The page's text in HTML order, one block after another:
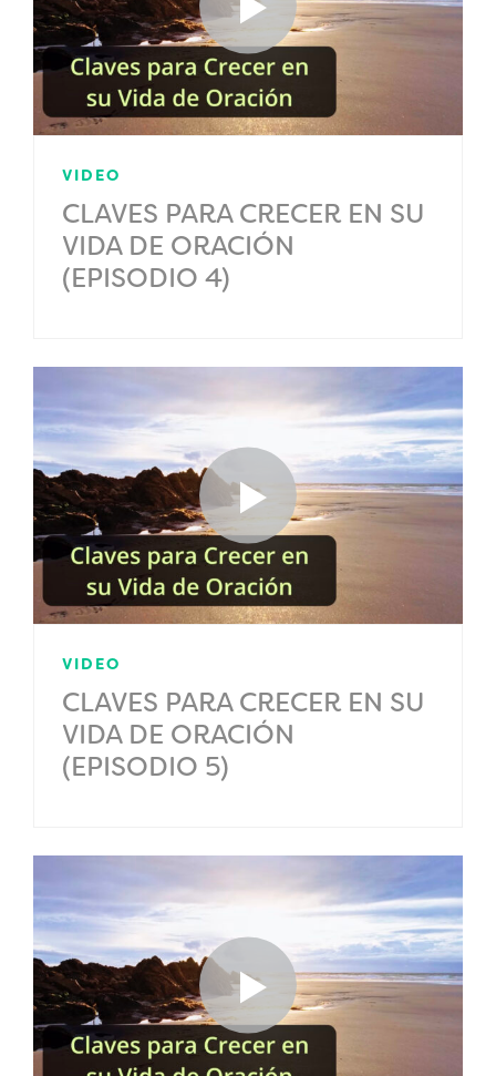
VIDEO
CLAVES PARA CRECER EN SU
VIDA DE ORACIÓN
(EPISODIO 4)
VIDEO
CLAVES PARA CRECER EN SU
VIDA DE ORACIÓN
(EPISODIO 5)